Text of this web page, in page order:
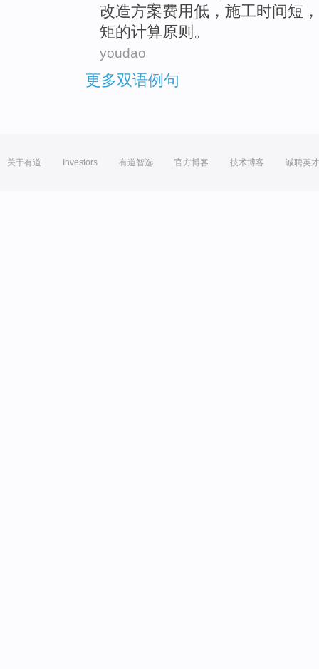
改造方案费用低， 施工时间短
矩的计算原则 。
youdao
更多双语例句
关于有道 Investors 有道智选 官方博客 技术博客 诚聘英才